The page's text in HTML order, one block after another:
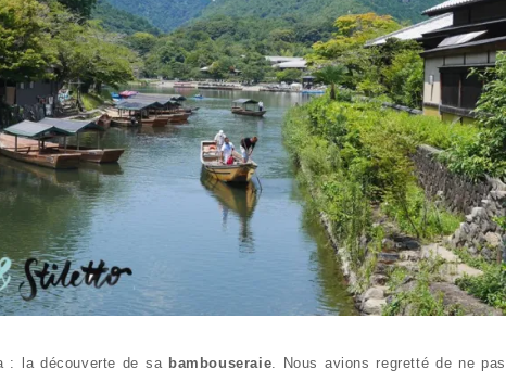
: la découverte de sa bambouseraie. Nous avions regretté de ne pas